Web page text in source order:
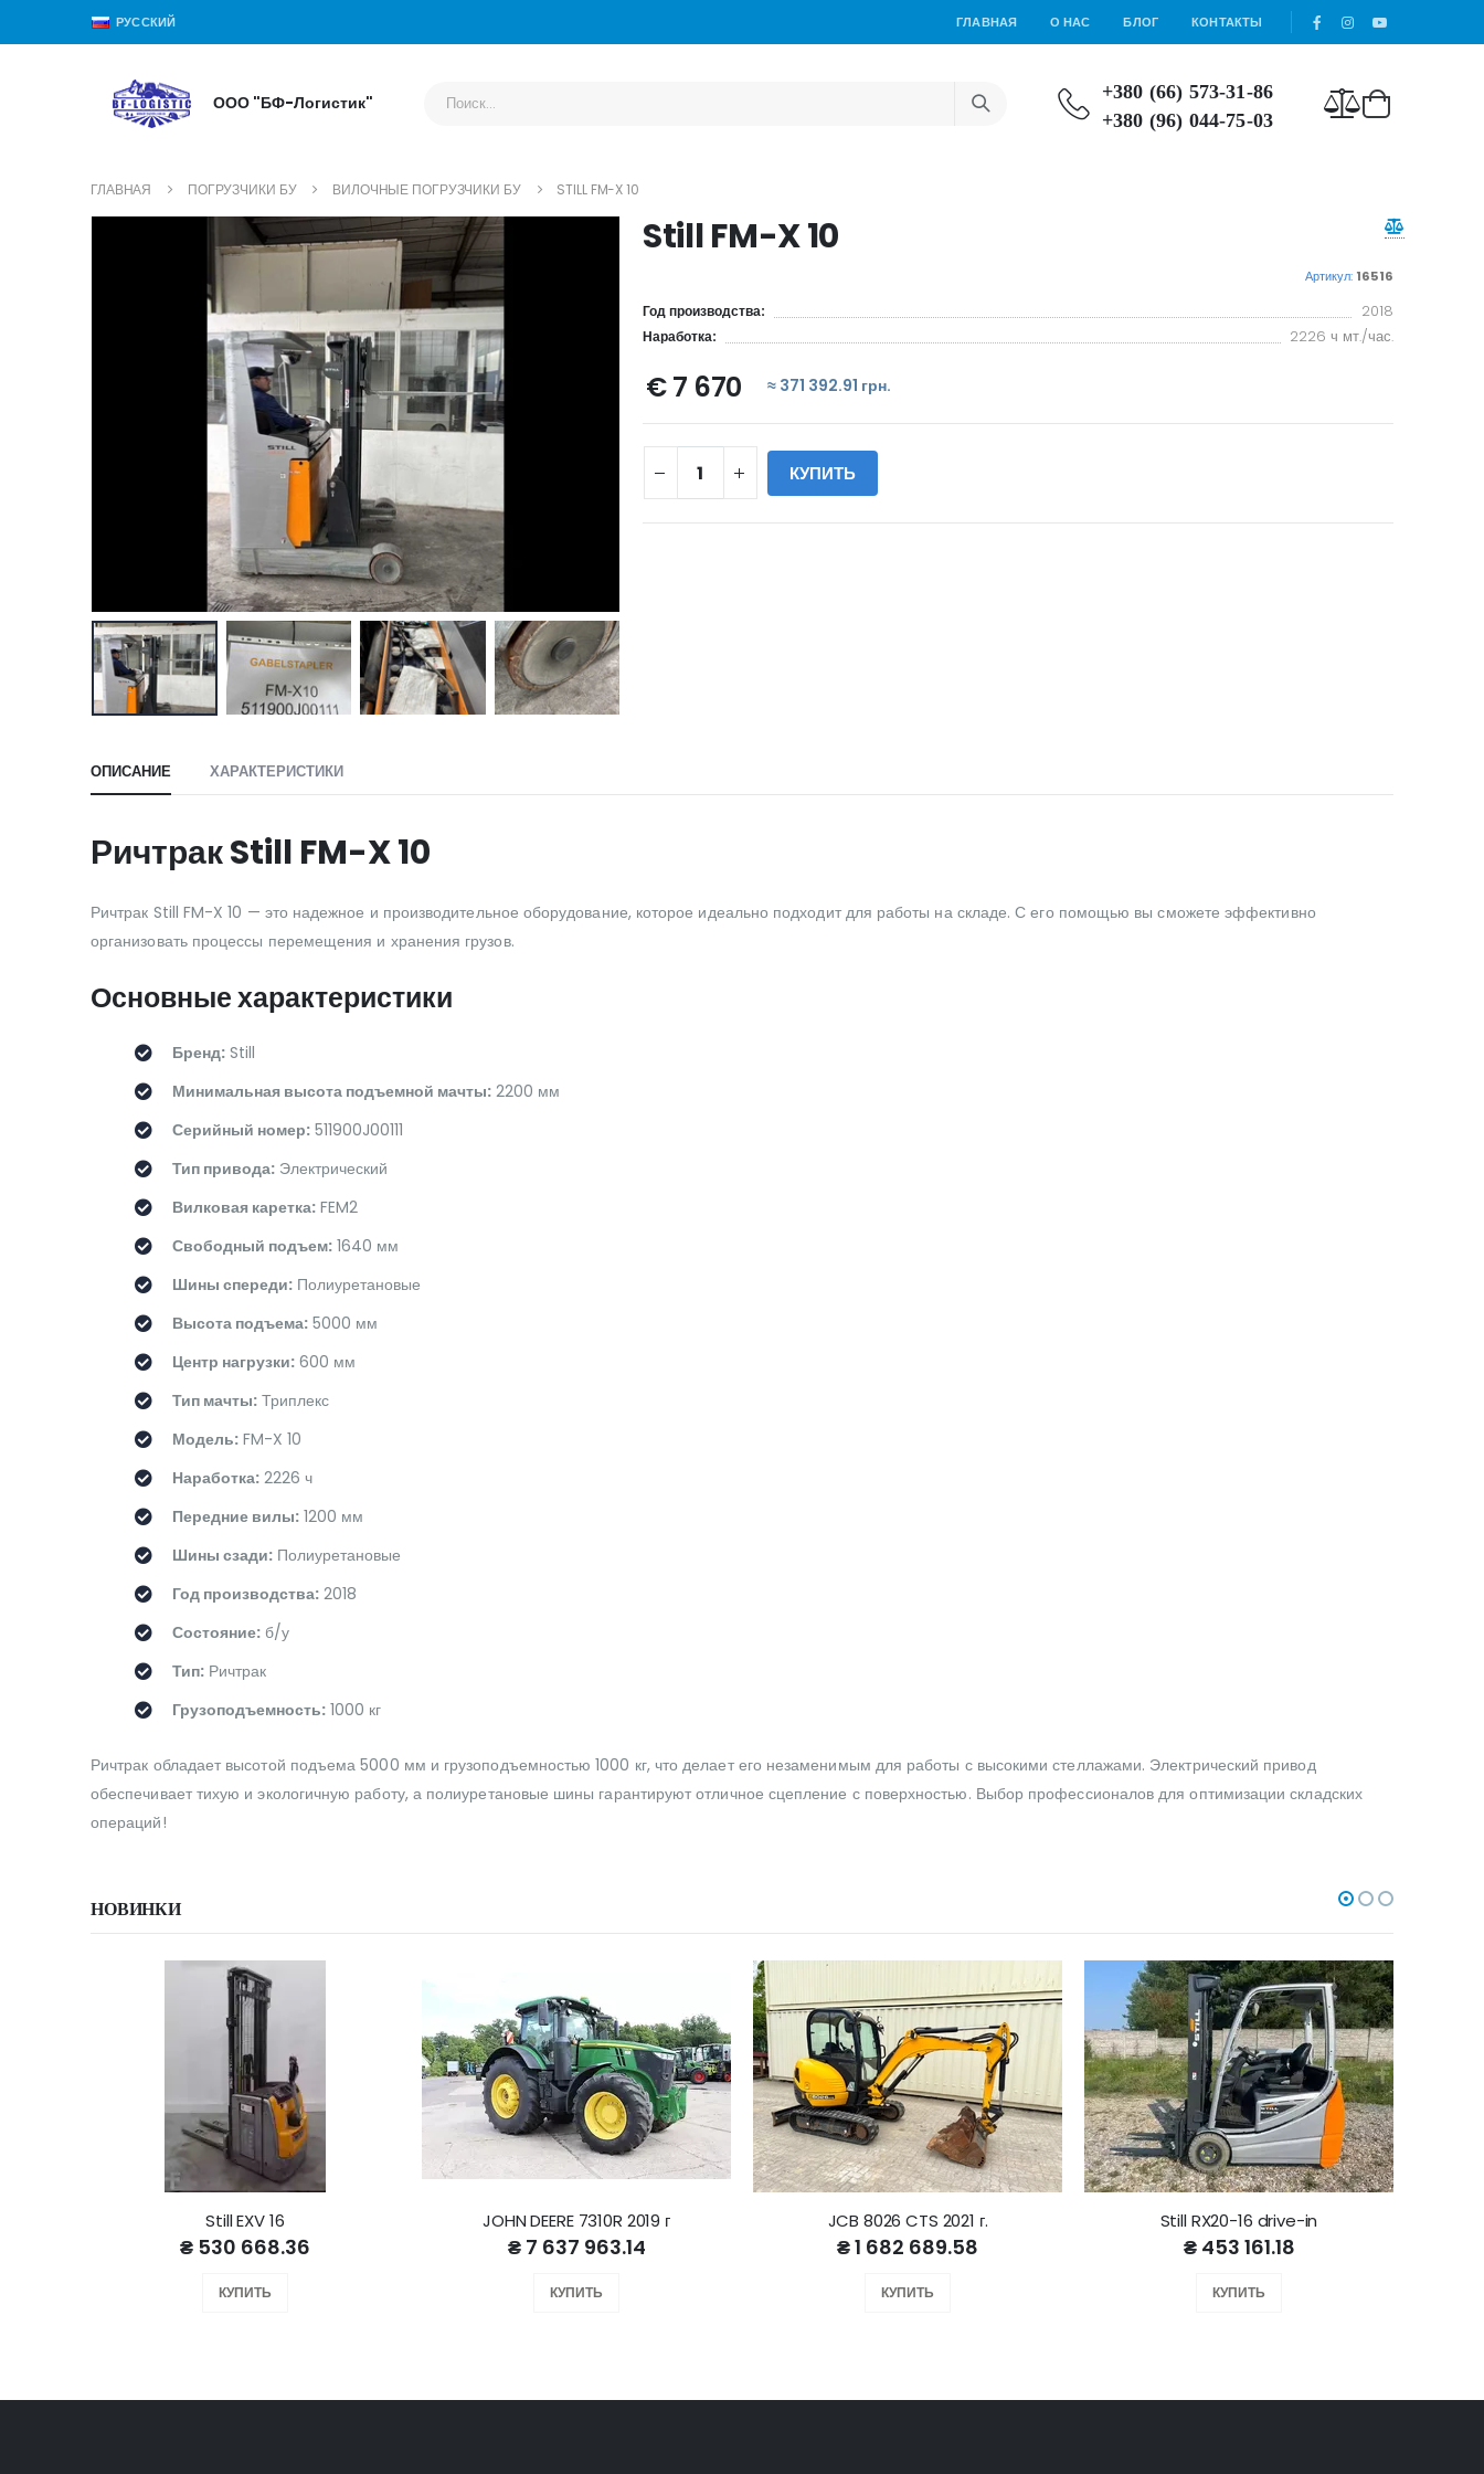
РУССКИЙ ГЛАВНАЯ О НАС БЛОГ КОНТАКТЫ
ООО "БФ-Логистик"
+380 (66) 573-31-86
+380 (96) 044-75-03
ГЛАВНАЯ ПОГРУЗЧИКИ БУ ВИЛОЧНЫЕ ПОГРУЗЧИКИ БУ STILL FM-X 10
Still FM-X 10
Артикул: 16516
Год производства: 2018
Наработка: 2226 ч мт./час.
€ 7 670 ≈ 371 392.91 грн.
КУПИТЬ
ОПИСАНИЕ ХАРАКТЕРИСТИКИ
Ричтрак Still FM-X 10
Ричтрак Still FM-X 10 — это надежное и производительное оборудование, которое идеально подходит для работы на складе. С его помощью вы сможете эффективно
организовать процессы перемещения и хранения грузов.
Основные характеристики
Бренд: Still
Минимальная высота подъемной мачты: 2200 мм
Серийный номер: 511900J00111
Тип привода: Электрический
Вилковая каретка: FEM2
Свободный подъем: 1640 мм
Шины спереди: Полиуретановые
Высота подъема: 5000 мм
Центр нагрузки: 600 мм
Тип мачты: Триплекс
Модель: FM-X 10
Наработка: 2226 ч
Передние вилы: 1200 мм
Шины сзади: Полиуретановые
Год производства: 2018
Состояние: б/у
Тип: Ричтрак
Грузоподъемность: 1000 кг
Ричтрак обладает высотой подъема 5000 мм и грузоподъемностью 1000 кг, что делает его незаменимым для работы с высокими стеллажами. Электрический привод
обеспечивает тихую и экологичную работу, а полиуретановые шины гарантируют отличное сцепление с поверхностью. Выбор профессионалов для оптимизации складских
операций!
НОВИНКИ
Still EXV 16
₴ 530 668.36
КУПИТЬ
JOHN DEERE 7310R 2019 г
₴ 7 637 963.14
КУПИТЬ
JCB 8026 CTS 2021 г.
₴ 1 682 689.58
КУПИТЬ
Still RX20-16 drive-in
₴ 453 161.18
КУПИТЬ